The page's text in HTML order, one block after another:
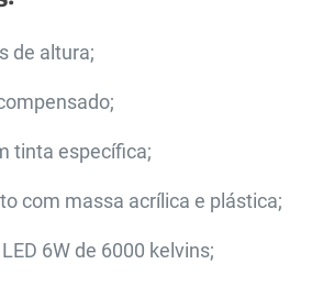
de altura;
tinta específica;
com massa acrílica e plástica;
6W de 6000 kelvins;